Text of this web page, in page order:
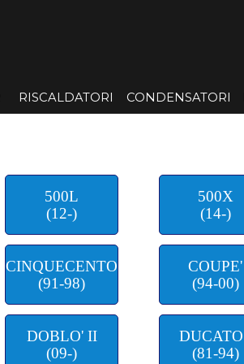
▼
RISCALDATORI ▼
CONDENSATORI
500L
(12-)
500X
(14-)
CINQUECENTO
(91-98)
COUPE'
(94-00)
DOBLO' II
(09-)
(81-94)